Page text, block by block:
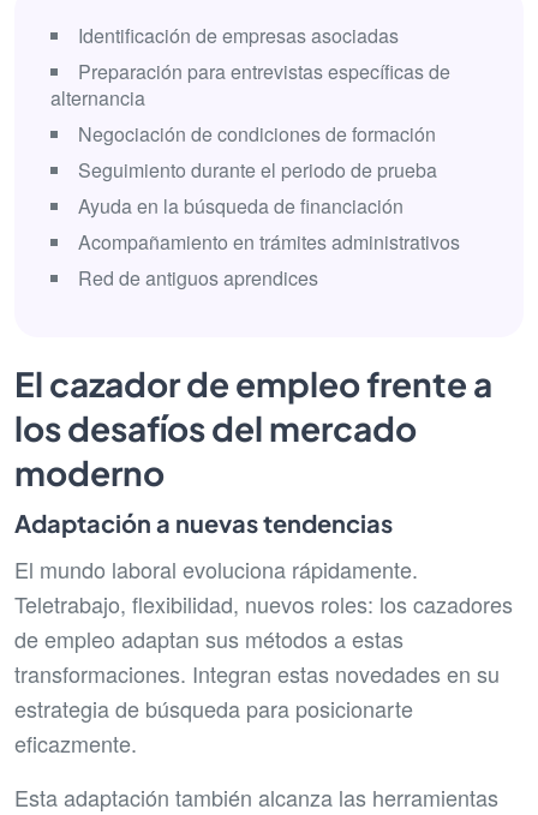
Identificación de empresas asociadas
Preparación para entrevistas específicas de
alternancia
Negociación de condiciones de formación
Seguimiento durante el periodo de prueba
Ayuda en la búsqueda de financiación
Acompañamiento en trámites administrativos
Red de antiguos aprendices
El cazador de empleo frente a
los desafíos del mercado
moderno
Adaptación a nuevas tendencias
El mundo laboral evoluciona rápidamente.
Teletrabajo, flexibilidad, nuevos roles: los cazadores
de empleo adaptan sus métodos a estas
transformaciones. Integran estas novedades en su
estrategia de búsqueda para posicionarte
eficazmente.
Esta adaptación también alcanza las herramientas